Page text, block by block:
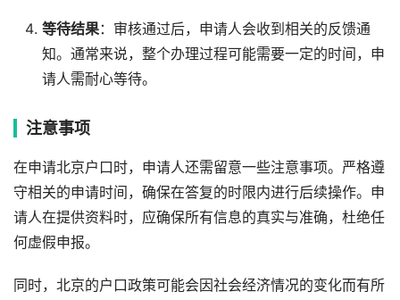
等待结果：审核通过后，申请人会收到相关的反馈通
知。通常来说，整个办理过程可能需要一定的时间，申
请人需耐心等待。
注意事项
在申请北京户口时，申请人还需留意一些注意事项。严格遵
守相关的申请时间，确保在答复的时限内进行后续操作。申
请人在提供资料时，应确保所有信息的真实与准确，杜绝任
何虚假申报。
同时，北京的户口政策可能会因社会经济情况的变化而有所